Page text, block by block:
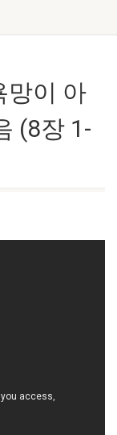
망이 아
(8장 1-